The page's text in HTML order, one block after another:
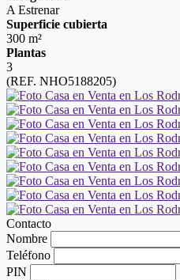
A Estrenar
Superficie cubierta
300 m²
Plantas
3
(REF. NHO5188205)
Contacto
Nombre
Teléfono
PIN